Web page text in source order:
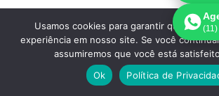
Manutenção ar-condicionado Lg Jardim
Manutenção ar-condicionado Lg Jardim
Manutenção ar-condicionado Lg Jardim
Manutenção ar-condicionado Lg Jardim
Usamos cookies para garantir que
experiência em nosso site. Se você
assumiremos que você está
Ok
Política de